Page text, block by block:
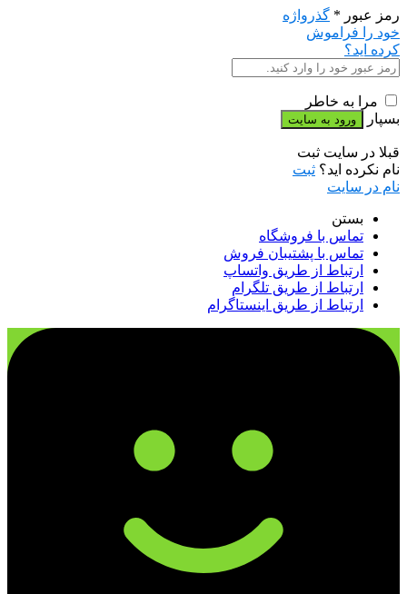
رمز عبور * گذرواژه
خود را فراموش
کرده اید؟
مرا به خاطر
بسپار
قبلا در سایت ثبت
نام نکرده اید؟ ثبت
نام در سایت
بستن
تماس با فروشگاه
تماس با پشتیبان فروش
ارتباط از طریق واتساپ
ارتباط از طریق تلگرام
ارتباط از طریق اینستاگرام